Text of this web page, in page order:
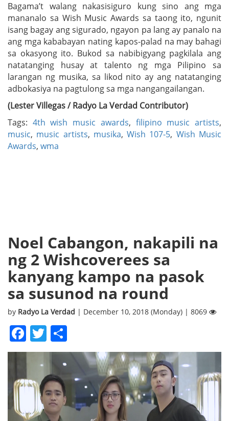
Bagama’t walang nakasisiguro kung sino ang mga
mananalo sa Wish Music Awards sa taong ito, ngunit
isang bagay ang sigurado, ngayon pa lang ay panalo na
ang mga kababayan nating kapos-palad na may bahagi
sa okasyong ito. Bukod sa nabibigyang pagkilala ang
natatanging husay at talento ng mga Pilipino sa
larangan ng musika, sa likod nito ay ang natatanging
adbokasiya na pagtulong sa mga nangangailangan.
(Lester Villegas / Radyo La Verdad Contributor)
Tags: 4th wish music awards, filipino music artists,
music, music artists, musika,Wish 107-5, Wish Music
Awards, wma
Noel Cabangon, nakapili na
ng 2 Wishcoverees sa
kanyang kampo na pasok
sa susunod na round
by Radyo La Verdad | December 10, 2018 (Monday) | 8069
Facebook
Twitter